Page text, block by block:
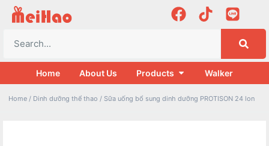
Home About Us Products Walker
Home / Dinh dưỡng thể thao / Sữa uống bổ sung dinh dưỡng PROTISON 24 lon